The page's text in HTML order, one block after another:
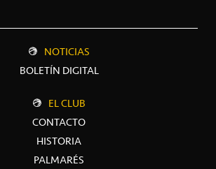
NOTICIAS
BOLETÍN DIGITAL
EL CLUB
CONTACTO
HISTORIA
PALMARÉS